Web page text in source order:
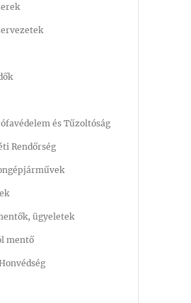
és Tűzoltóság
Rendőrség
ügyeletek
mentő